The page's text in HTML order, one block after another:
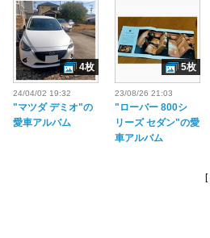
24/04/02 19:32
"マツダ デミオ"の
愛車アルバム
4枚
23/08/26 21:03
"ローバー 800シ
リーズ セダン"の愛
車アルバム
5枚
[